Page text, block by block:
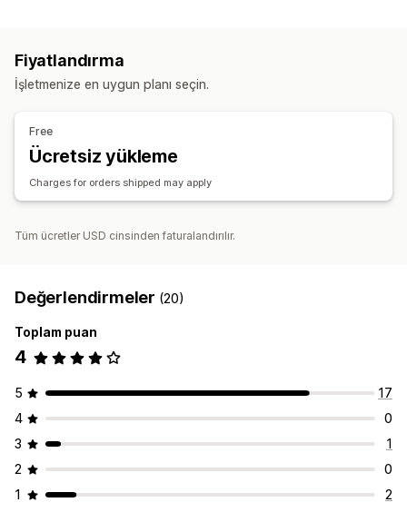
Mesafe bazında Ürün bazında
Çoklu menşe
Özel bildirimler
Seçenekleri yeniden adlandırma
Özel kurallar
Fiyatlandırma
İşletmenize en uygun planı seçin.
Free
Ücretsiz yükleme
Charges for orders shipped may apply
Tüm ücretler USD cinsinden faturalandırılır.
Değerlendirmeler (20)
Toplam puan
4
5
17
4
0
3
1
2
0
1
2